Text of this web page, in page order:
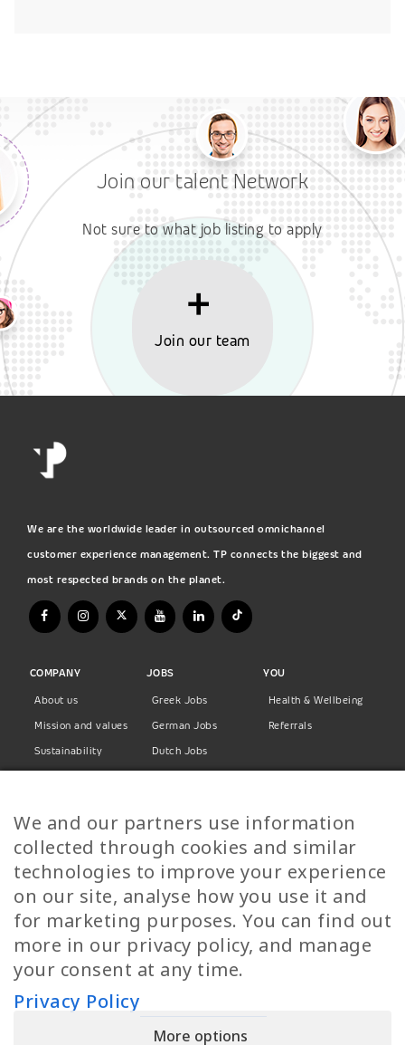
Join our talent Network
Not sure to what job listing to apply
Join our team
We are the worldwide leader in outsourced omnichannel
customer experience management. TP connects the biggest and
most respected brands on the planet.
COMPANY
About us
Mission and values
Sustainability
Privacy Policy
JOBS
Greek Jobs
German Jobs
Dutch Jobs
Finnish Jobs
Danish Jobs
Italian Jobs
All Jobs
YOU
Health & Wellbeing
Referrals
Call Us
We and our partners use information
collected through cookies and similar
technologies to improve your experience
on our site, analyse how you use it and
for marketing purposes. You can find out
more in our privacy policy, and manage
your consent at any time.
Privacy Policy
More options